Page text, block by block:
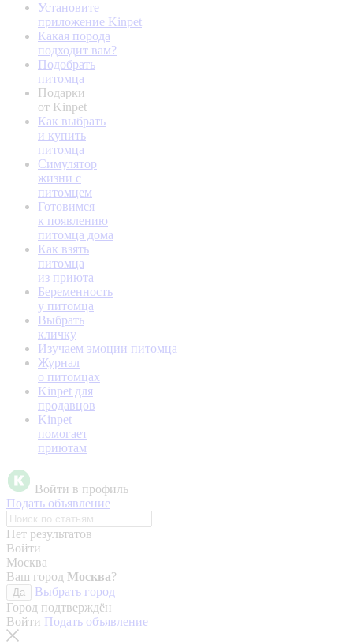
Установите
приложение Kinpet
Какая порода
подходит вам?
Подобрать
питомца
Подарки
от Kinpet
Как выбрать
и купить
питомца
Симулятор
жизни с
питомцем
Готовимся
к появлению
питомца дома
Как взять
питомца
из приюта
Беременность
у питомца
Выбрать
кличку
Изучаем эмоции питомца
Журнал
о питомцах
Kinpet для
продавцов
Kinpet
помогает
приютам
Войти в профиль
Подать объявление
Нет результатов
Войти
Москва
Ваш город Москва?
Да
Выбрать город
Город подтверждён
Войти Подать объявление